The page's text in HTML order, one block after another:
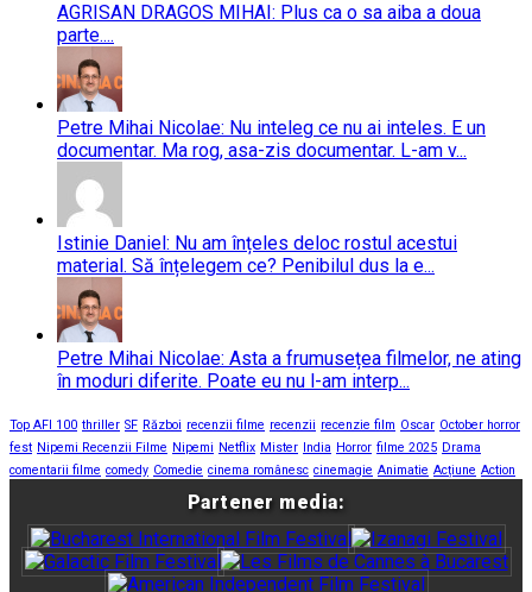
AGRISAN DRAGOS MIHAI: Plus ca o sa aiba a doua
parte....
Petre Mihai Nicolae: Nu inteleg ce nu ai inteles. E un
documentar. Ma rog, asa-zis documentar. L-am v...
Istinie Daniel: Nu am înțeles deloc rostul acestui
material. Să înțelegem ce? Penibilul dus la e...
Petre Mihai Nicolae: Asta a frumusețea filmelor, ne ating
în moduri diferite. Poate eu nu l-am interp...
Top AFI 100 thriller SF Război recenzii filme recenzii recenzie film Oscar October horror
fest Nipemi Recenzii Filme Nipemi Netflix Mister India Horror filme 2025 Drama
comentarii filme comedy Comedie cinema românesc cinemagie Animatie Acțiune Action
Partener media: